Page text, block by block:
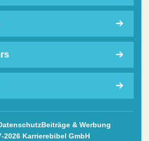
2026 Karrierebibel GmbH
Beiträge & Werbung